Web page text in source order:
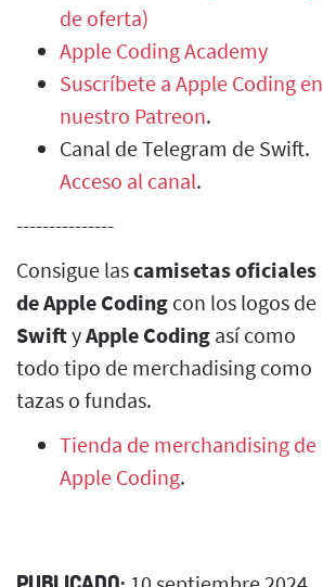
de oferta)
Apple Coding Academy
Suscríbete a Apple Coding en
nuestro Patreon.
Canal de Telegram de Swift.
Acceso al canal.
---------------
Consigue lascamisetas oficiales
de Apple Coding con los logos de
SwiftyApple Coding así como
todo tipo de merchadising como
tazas o fundas.
Tienda de merchandising de
Apple Coding.